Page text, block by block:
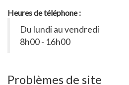
Heures de téléphone :
Du lundi au vendredi
8h00 - 16h00
Problèmes de site